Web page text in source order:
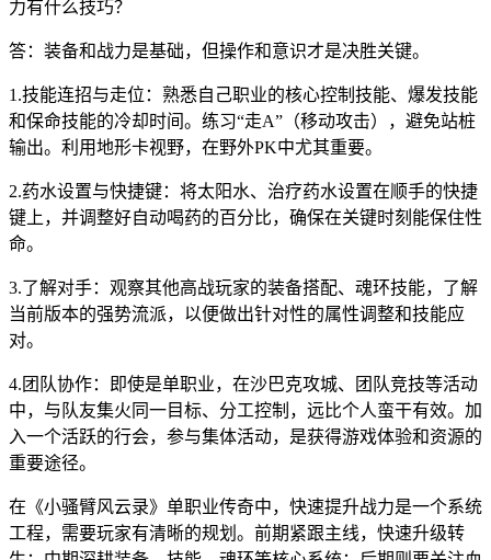
力有什么技巧？
答：装备和战力是基础，但操作和意识才是决胜关键。
1.技能连招与走位：熟悉自己职业的核心控制技能、爆发技能
和保命技能的冷却时间。练习“走A”（移动攻击），避免站桩
输出。利用地形卡视野，在野外PK中尤其重要。
2.药水设置与快捷键：将太阳水、治疗药水设置在顺手的快捷
键上，并调整好自动喝药的百分比，确保在关键时刻能保住性
命。
3.了解对手：观察其他高战玩家的装备搭配、魂环技能，了解
当前版本的强势流派，以便做出针对性的属性调整和技能应
对。
4.团队协作：即使是单职业，在沙巴克攻城、团队竞技等活动
中，与队友集火同一目标、分工控制，远比个人蛮干有效。加
入一个活跃的行会，参与集体活动，是获得游戏体验和资源的
重要途径。
在《小骚臂风云录》单职业传奇中，快速提升战力是一个系统
工程，需要玩家有清晰的规划。前期紧跟主线，快速升级转